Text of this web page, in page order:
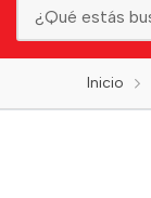
Inicio